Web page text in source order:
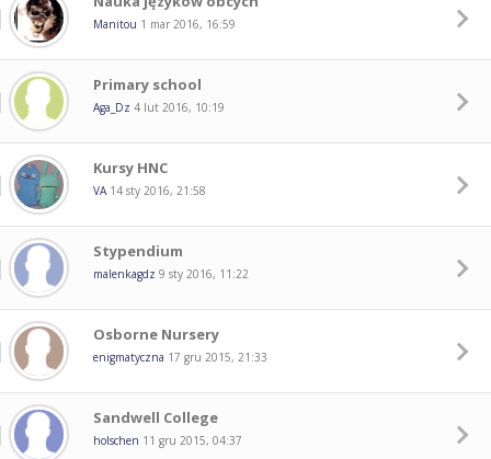
Manitou 1 mar 2016, 16:59
Primary school
Aga_Dz 4 lut 2016, 10:19
Kursy HNC
VA 14 sty 2016, 21:58
Stypendium
malenkagdz 9 sty 2016, 11:22
Osborne Nursery
enigmatyczna 17 gru 2015, 21:33
Sandwell College
holschen 11 gru 2015, 04:37